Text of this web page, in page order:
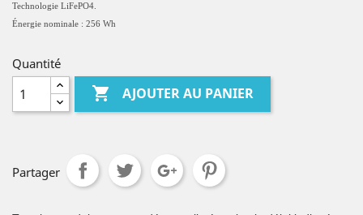
Technologie LiFePO4.
Énergie nominale : 256 Wh
Quantité
 AJOUTER AU PANIER
Partager